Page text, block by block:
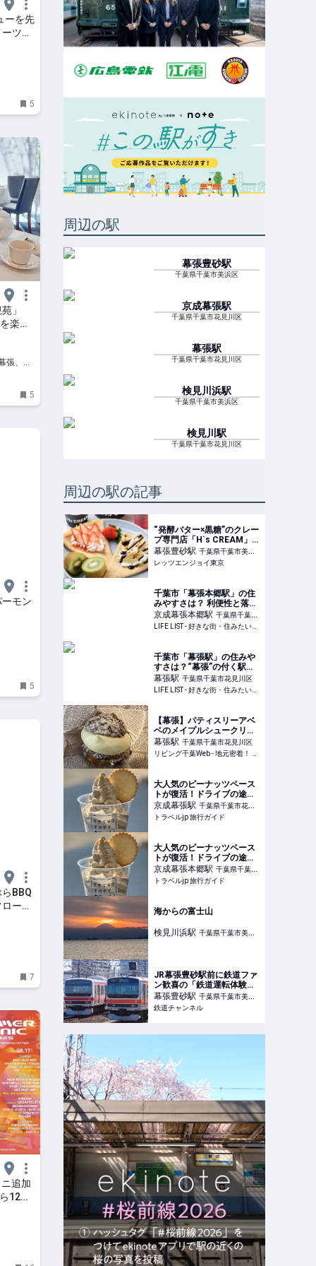
ーを先
ツ
5
」
楽し
張、船
5
モン
5
BBQ
ーを
7
追加
12組
周辺の駅
幕張豊砂駅
千葉県千葉市美浜区
京成幕張駅
千葉県千葉市花見川区
幕張駅
千葉県千葉市花見川区
検見川浜駅
千葉県千葉市美浜区
検見川駅
千葉県千葉市花見川区
周辺の駅の記事
“発酵バター×黒糖”のクレー
プ専門店「H`s CREAM」
幕張新都心にオープン｜レ
ッツエンジョイ東京
幕張豊砂駅 千葉県千葉市美浜
区
レッツエンジョイ東京
千葉市「幕張本郷駅」の住
みやすさは？ 利便性と落ち
着きが共存する街 - LIFE
LIST - 好きな街・住みたい
街・私の街
京成幕張本郷駅 千葉県千葉市
花見川区
LIFE LIST - 好きな街・住みたい街・私の街
千葉市「幕張駅」の住みや
すさは？“幕張”の付く駅で
最も古い「幕張」周辺の魅
力やおすすめスポットを紹
介 - LIFE LIST - 好きな街・
幕張駅 千葉県千葉市花見川区
LIFE LIST - 好きな街・住みたい街・私の街
【幕張】パティスリーアベ
ベのメイプルシュークリー
ム
幕張駅 千葉県千葉市花見川区
リビング千葉Web - 地元密着！ 千葉、幕張、船橋、習志野ほかのグルメ、イベント、お出かけ、習い事情報
大人気のピーナッツペース
トが復活！ドライブの途中
に立ち寄りたい人気ショッ
プ | 千葉県 | トラベルjp 旅
行ガイド
京成幕張駅 千葉県千葉市花見
川区
トラベルjp 旅行ガイド
大人気のピーナッツペース
トが復活！ドライブの途中
に立ち寄りたい人気ショッ
プ | 千葉県 | トラベルjp 旅
行ガイド
京成幕張本郷駅 千葉県千葉市
花見川区
トラベルjp 旅行ガイド
海からの富士山
検見川浜駅 千葉県千葉市美浜
JR幕張豊砂駅前に鉄道ファ
ン歓喜の「鉄道運転体験ハ
ウス」が3月オープン 駅
前が大きく変貌遂げる！
（千葉県） | 鉄道ニュース |
幕張豊砂駅 千葉県千葉市美浜
区
鉄道チャンネル